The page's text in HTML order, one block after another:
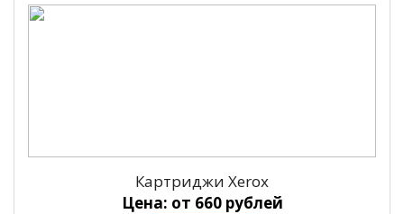
Картриджи Xerox
Цена: от 660 рублей